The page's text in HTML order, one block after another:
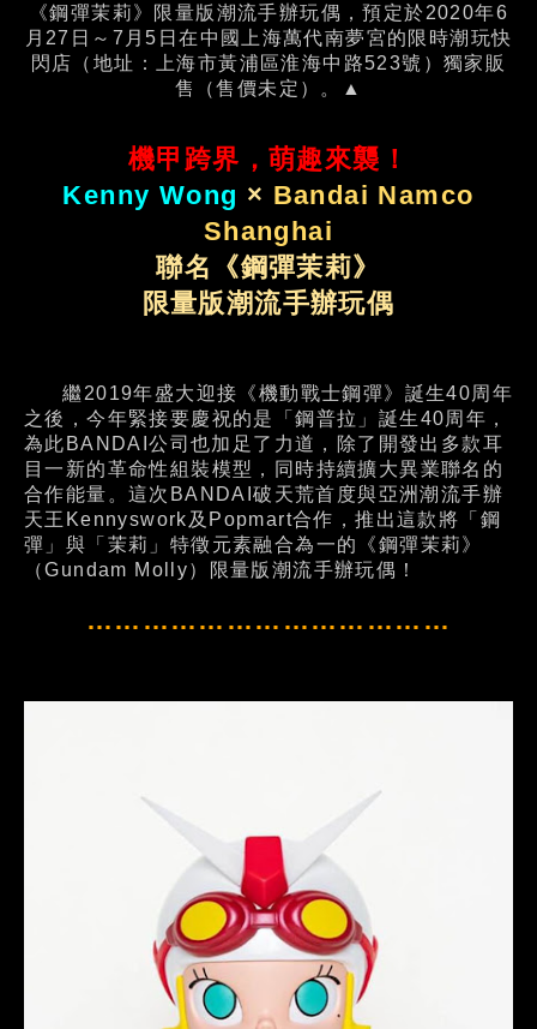
《鋼彈茉莉》限量版潮流手辦玩偶，預定於2020年6
月27日～7月5日在中國上海萬代南夢宮的限時潮玩快
閃店（地址：上海市黃浦區淮海中路523號）獨家販
售（售價未定）。▲
機甲跨界，萌趣來襲！
Kenny Wong × Bandai Namco
Shanghai
聯名《鋼彈茉莉》
限量版潮流手辦玩偶
繼2019年盛大迎接《機動戰士鋼彈》誕生40周年
之後，今年緊接要慶祝的是「鋼普拉」誕生40周年，
為此BANDAI公司也加足了力道，除了開發出多款耳
目一新的革命性組裝模型，同時持續擴大異業聯名的
合作能量。這次BANDAI破天荒首度與亞洲潮流手辦
天王Kennyswork及Popmart合作，推出這款將「鋼
彈」與「茉莉」特徵元素融合為一的《鋼彈茉莉》
（Gundam Molly）限量版潮流手辦玩偶！
…………………………………